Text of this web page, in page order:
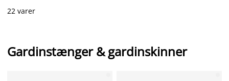
22 varer
Gardinstænger & gardinskinner